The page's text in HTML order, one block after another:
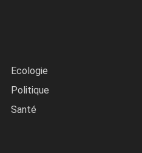
Ecologie
Politique
Santé